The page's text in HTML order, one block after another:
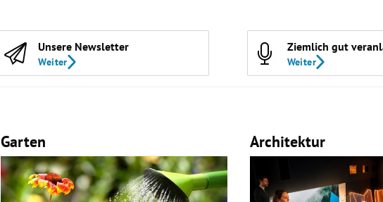
Unsere Newsletter
Weiter
Ziemlich gut
Weiter
Garten Architektur